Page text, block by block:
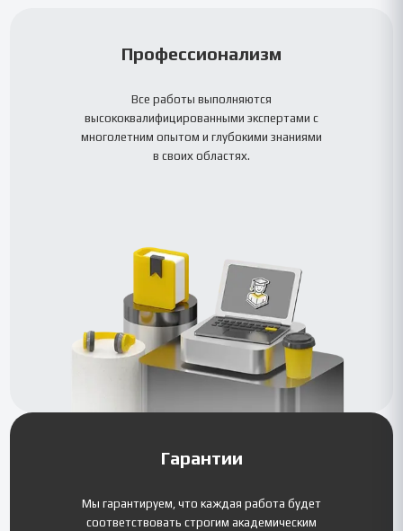
Профессионализм
Все работы выполняются
высококвалифицированными экспертами с
многолетним опытом и глубокими знаниями
в своих областях.
Гарантии
Мы гарантируем, что каждая работа будет
соответствовать строгим академическим